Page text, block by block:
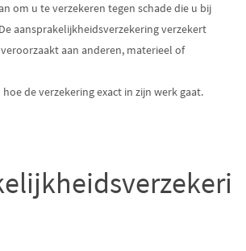
om u te verzekeren tegen schade die u bij
aansprakelijkheidsverzekering verzekert
aan anderen, materieel of
de verzekering exact in zijn werk gaat.